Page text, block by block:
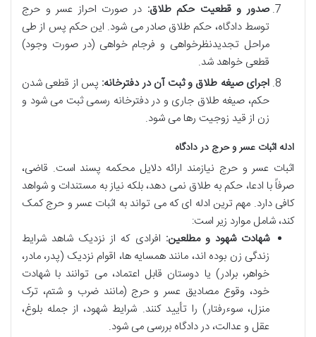
صدور و قطعیت حکم طلاق: در صورت احراز عسر و حرج
توسط دادگاه، حکم طلاق صادر می شود. این حکم پس از طی
مراحل تجدیدنظرخواهی و فرجام خواهی (در صورت وجود)
قطعی خواهد شد.
اجرای صیغه طلاق و ثبت آن در دفترخانه: پس از قطعی شدن
حکم، صیغه طلاق جاری و در دفترخانه رسمی ثبت می شود و
زن از قید زوجیت رها می شود.
ادله اثبات عسر و حرج در دادگاه
اثبات عسر و حرج نیازمند ارائه دلایل محکمه پسند است. قاضی،
صرفاً با ادعا، حکم به طلاق نمی دهد، بلکه نیاز به مستندات و شواهد
کافی دارد. مهم ترین ادله ای که می تواند به اثبات عسر و حرج کمک
کند، شامل موارد زیر است:
شهادت شهود و مطلعین: افرادی که از نزدیک شاهد شرایط
زندگی زن بوده اند، مانند همسایه ها، اقوام نزدیک (پدر، مادر،
خواهر، برادر) یا دوستان قابل اعتماد، می توانند با شهادت
خود، وقوع مصادیق عسر و حرج (مانند ضرب و شتم، ترک
منزل، سوءرفتار) را تأیید کنند. شرایط شهود، از جمله بلوغ،
عقل و عدالت، در دادگاه بررسی می شود.